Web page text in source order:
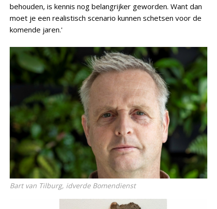
behouden, is kennis nog belangrijker geworden. Want dan
moet je een realistisch scenario kunnen schetsen voor de
komende jaren.'
Bart van Tilburg, idverde Bomendienst